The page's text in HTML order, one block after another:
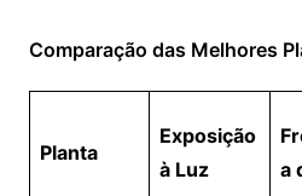
Comparação das Melhores
Planta
Exposição
à Luz
a